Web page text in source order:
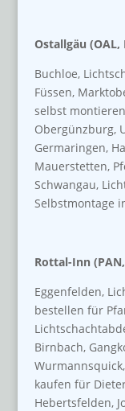
Ostallgäu (OAL,
Buchloe,
Füssen,
selbst
Obergünzburg,
Germaringen,
Mauerstetten,
Schwangau,
Selbstmontage
Rottal-Inn (PAN,
Eggenfelden,
bestellen für
Birnbach,
kaufen für
Hebertsfelden,